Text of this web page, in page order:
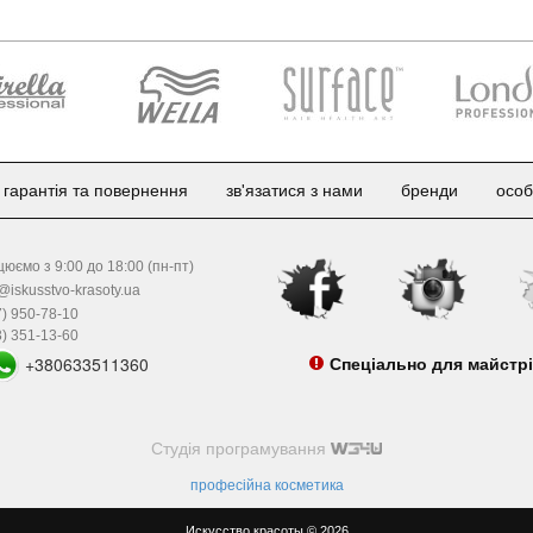
гарантія та повернення зв'язатися з нами бренди
з 9:00 до 18:00 (пн-пт)
krasoty.ua
950-78-10
351-13-60
+380633511360 Спеціально для
Студія програмування
професійна косметика